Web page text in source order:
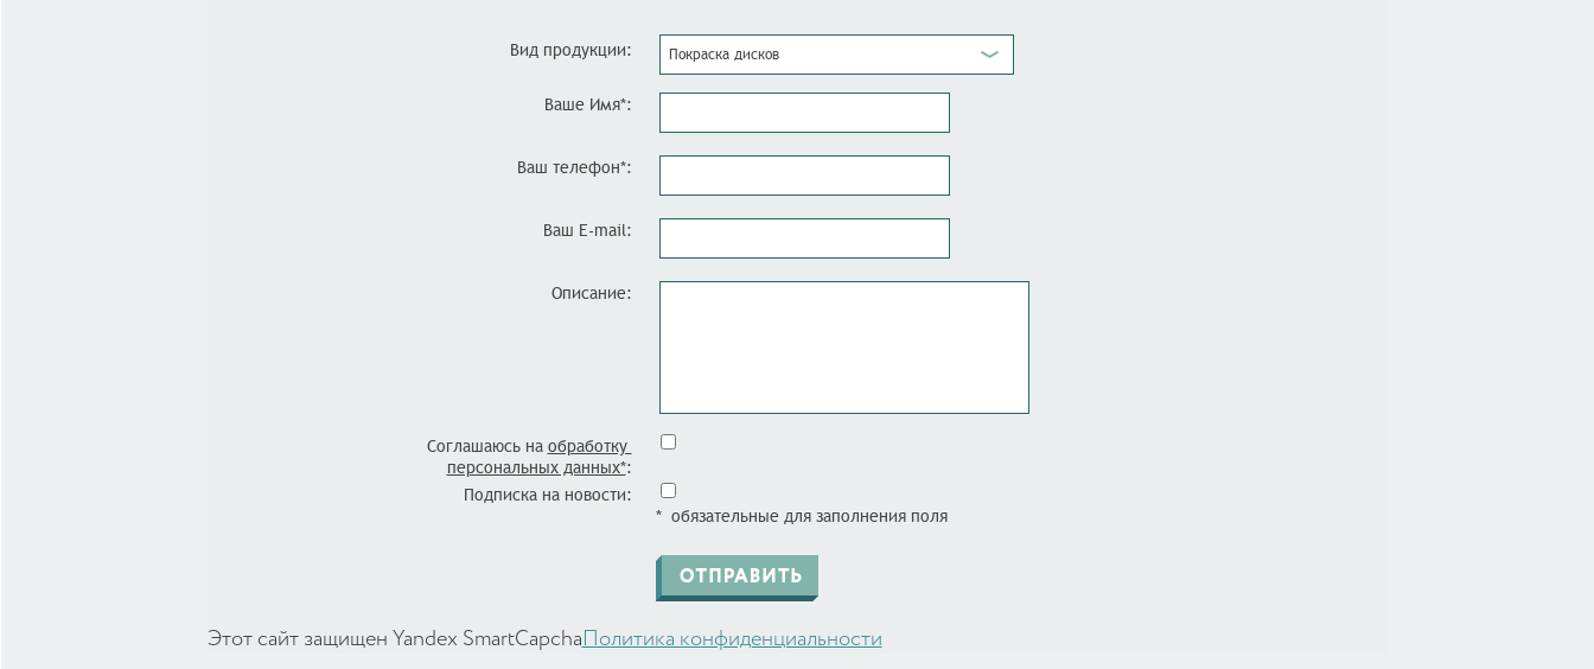
Вид продукции: Покраска дисков
Ваше Имя*:
Ваш телефон*:
Ваш E-mail:
Описание:
Соглашаюсь на обработку
персональных данных*:
Подписка на новости:
* обязательные для заполнения поля
Этот сайт защищен Yandex SmartCapcha Политика конфиденциальности